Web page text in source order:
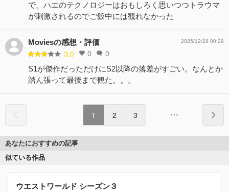
で、ハエのテクノロジーはおもしろく思いつつトラウマ
が刺激されるのでご飯中には観れなかった
Moviesの感想・評価
3.0 0 0
2025/12/28 00:29
S1が傑作だっただけにS2以降の落差がすごい。なんとか
踏ん張って最後まで観た。。。
1 2 3
あなたにおすすめの記事
似ている作品
ウエストワールド シーズン３